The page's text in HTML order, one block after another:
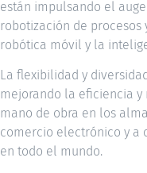
están impulsando el
robotización de
robótica móvil y la
La flexibilidad y
mejorando la eficiencia
mano de obra en los
comercio electrónico y a
en todo el mundo.